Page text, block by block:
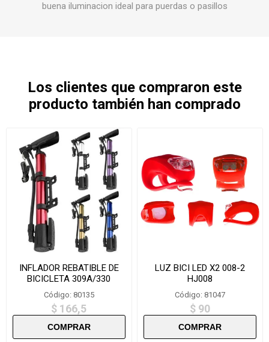
buena iluminacion ideal para puerdas o pasillos
Los clientes que compraron este
producto también han comprado
INFLADOR REBATIBLE DE
BICICLETA 309A/330
Código: 80135
$ 166,5
LUZ BICI LED X2 008-2
HJ008
Código: 81047
$ 90